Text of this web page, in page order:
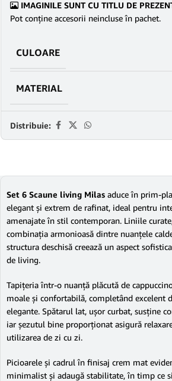
IMAGINILE SUNT CU TITLU DE
Pot conține accesorii neincluse în pachet.
CULOARE
MATERIAL
Distribuie:
Set 6 Scaune living Milas aduce în prim-
elegant și extrem de rafinat, ideal pentru
amenajate în stil contemporan. Liniile
combinația armonioasă dintre nuanțele
structura deschisă creează un aspect
de living.
Tapițeria într-o nuanță plăcută de
moale și confortabilă, completând excelent
elegante. Spătarul lat, ușor curbat, susține
iar șezutul bine proporționat asigură
utilizarea de zi cu zi.
Picioarele și cadrul în finisaj crem mat
minimalist și adaugă stabilitate, în timp ce